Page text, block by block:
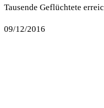
Tausende Geflüchtete
09/12/2016